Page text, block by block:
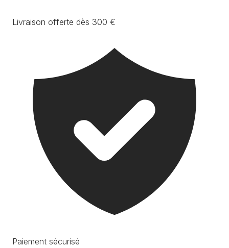
Livraison offerte dès 300 €
Paiement sécurisé